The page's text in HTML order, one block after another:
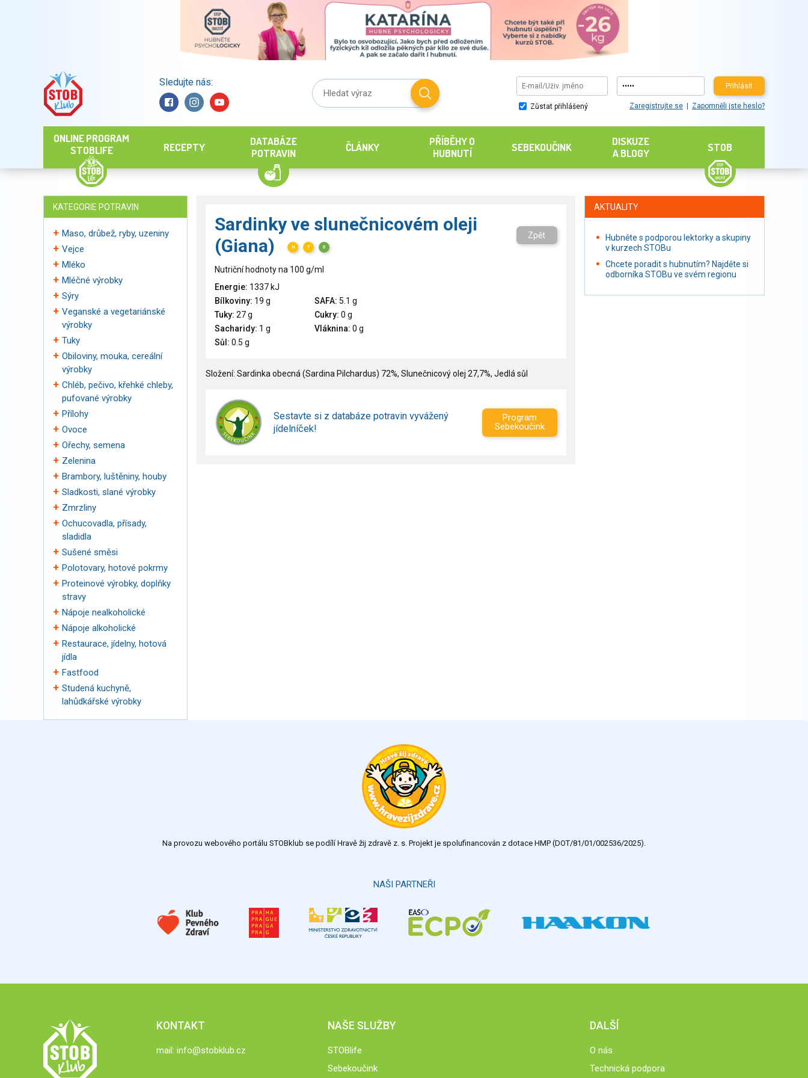
Sledujte nás: Přihlásit
Zůstat přihlášený Zaregistrujte se Zapomněli jste heslo?
ONLINE PROGRAM
STOBLIFE
RECEPTY
DATABÁZE
POTRAVIN
ČLÁNKY
PŘÍBĚHY O
HUBNUTÍ
SEBEKOUČINK
DISKUZE
A BLOGY
STOB
KATEGORIE POTRAVIN
Maso, drůbež, ryby, uzeniny
Vejce
Mléko
Mléčné výrobky
Sýry
Veganské a vegetariánské
výrobky
Tuky
Obiloviny, mouka, cereální
výrobky
Chléb, pečivo, křehké chleby,
pufované výrobky
Přílohy
Ovoce
Ořechy, semena
Zelenina
Brambory, luštěniny, houby
Sladkosti, slané výrobky
Zmrzliny
Ochucovadla, přísady,
sladidla
Sušené směsi
Polotovary, hotové pokrmy
Proteinové výrobky, doplňky
stravy
Nápoje nealkoholické
Nápoje alkoholické
Restaurace, jídelny, hotová
jídla
Fastfood
Studená kuchyně,
lahůdkářské výrobky
Sardinky ve slunečnicovém oleji
(Giana)
H T S
Zpět
Nutriční hodnoty na 100 g/ml
Energie: 1337 kJ
Bílkoviny: 19 g SAFA: 5.1 g
Tuky: 27 g Cukry: 0 g
Sacharidy: 1 g Vláknina: 0 g
Sůl: 0.5 g
Složení: Sardinka obecná (Sardina Pilchardus) 72%, Slunečnicový olej 27,7%, Jedlá sůl
Sestavte si z databáze potravin vyvážený
jídelníček!
Program
Sebekoučink
AKTUALITY
Hubněte s podporou lektorky a skupiny
v kurzech STOBu
Chcete poradit s hubnutím? Najděte si
odborníka STOBu ve svém regionu
Na provozu webového portálu STOBklub se podílí Hravě žij zdravě z. s. Projekt je spolufinancován z dotace HMP (DOT/81/01/002536/2025).
NAŠI PARTNEŘI
KONTAKT
mail: info@stobklub.cz
NAŠE SLUŽBY
STOBlife
Sebekoučink
DALŠÍ
O nás
Technická podpora